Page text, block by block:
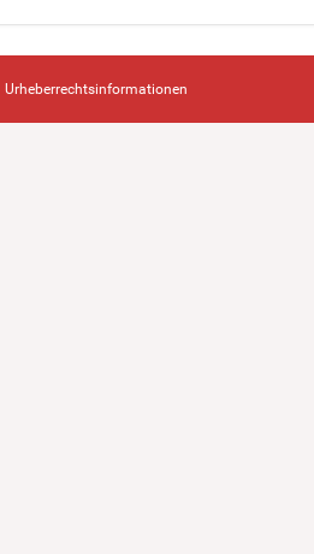
Urheberrechtsinformationen